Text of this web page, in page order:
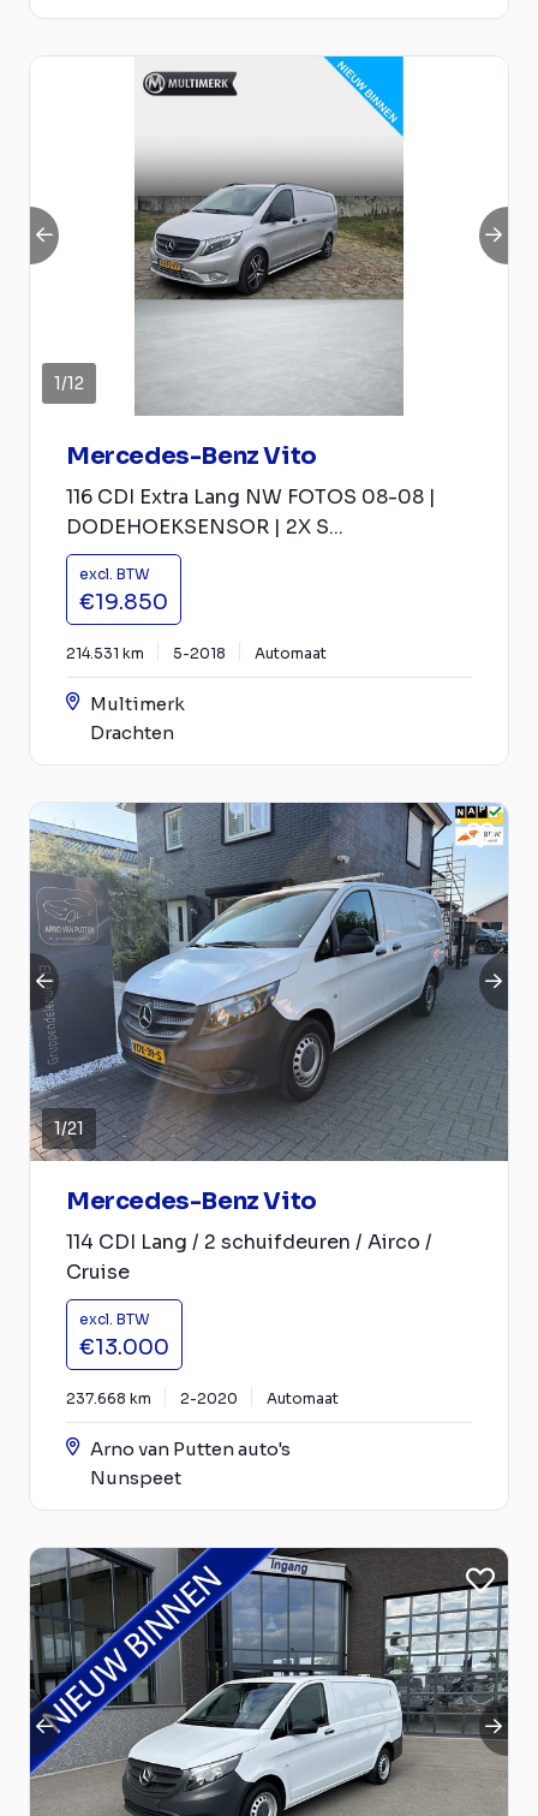
1/12
Mercedes-Benz Vito
116 CDI Extra Lang NW FOTOS 08-08 |
DODEHOEKSENSOR | 2X S...
excl. BTW
€19.850
214.531 km 5-2018 Automaat
Multimerk
Drachten
1/21
Mercedes-Benz Vito
114 CDI Lang / 2 schuifdeuren / Airco /
Cruise
excl. BTW
€13.000
237.668 km 2-2020 Automaat
Arno van Putten auto's
Nunspeet